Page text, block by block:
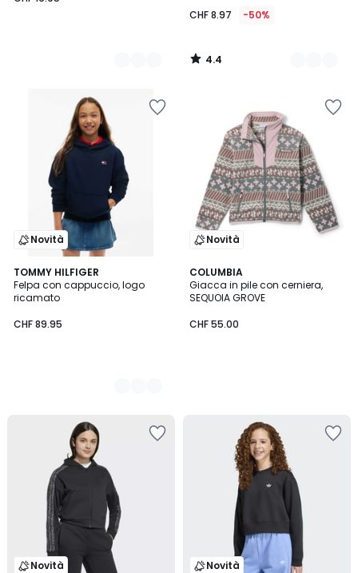
CHF 8.97 -50%
4.4
/
Novità
TOMMY HILFIGER
Felpa con cappuccio, logo
ricamato
CHF 89.95
2
Colori
Novità
COLUMBIA
Giacca in pile con cerniera,
SEQUOIA GROVE
CHF 55.00
Novità Novità